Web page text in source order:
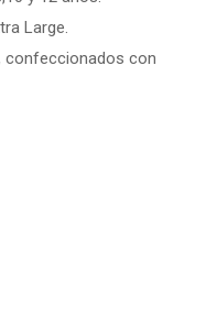
Large.
confeccionados con